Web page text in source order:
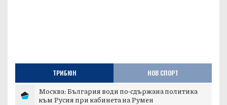
ТРИБЮН НОВ СПОРТ
Москва: България води по-сдържана политика
към Русия при кабинета на Румен